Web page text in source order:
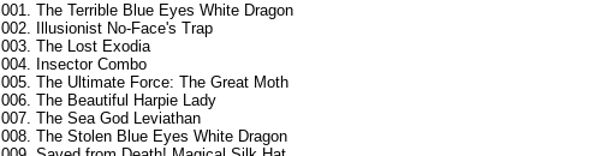
001. The Terrible Blue Eyes White Dragon
002. Illusionist No-Face's Trap
003. The Lost Exodia
004. Insector Combo
005. The Ultimate Force: The Great Moth
006. The Beautiful Harpie Lady
007. The Sea God Leviathan
008. The Stolen Blue Eyes White Dragon